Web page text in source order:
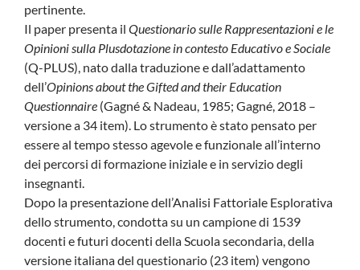
pertinente.
Il paper presenta il Questionario sulle Rappresentazioni e le
Opinioni sulla Plusdotazione in contesto Educativo e Sociale
(Q-PLUS), nato dalla traduzione e dall’adattamento
dell’Opinions about the Gifted and their Education
Questionnaire (Gagné & Nadeau, 1985; Gagné, 2018 –
versione a 34 item). Lo strumento è stato pensato per
essere al tempo stesso agevole e funzionale all’interno
dei percorsi di formazione iniziale e in servizio degli
insegnanti.
Dopo la presentazione dell’Analisi Fattoriale Esplorativa
dello strumento, condotta su un campione di 1539
docenti e futuri docenti della Scuola secondaria, della
versione italiana del questionario (23 item) vengono